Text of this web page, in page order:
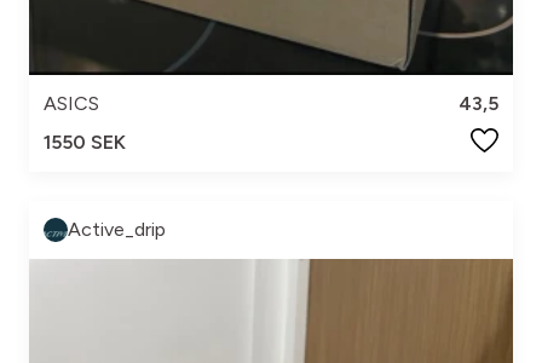
ASICS
43,5
1550 SEK
Active_drip